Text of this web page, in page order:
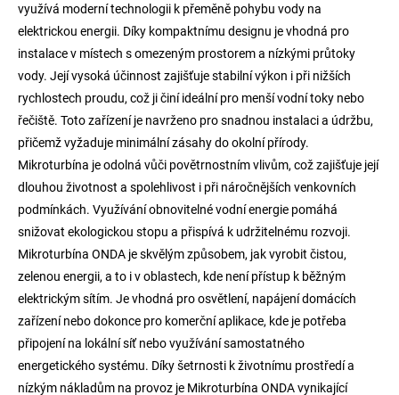
využívá moderní technologii k přeměně pohybu vody na
elektrickou energii. Díky kompaktnímu designu je vhodná pro
instalace v místech s omezeným prostorem a nízkými průtoky
vody. Její vysoká účinnost zajišťuje stabilní výkon i při nižších
rychlostech proudu, což ji činí ideální pro menší vodní toky nebo
řečiště. Toto zařízení je navrženo pro snadnou instalaci a údržbu,
přičemž vyžaduje minimální zásahy do okolní přírody.
Mikroturbína je odolná vůči povětrnostním vlivům, což zajišťuje její
dlouhou životnost a spolehlivost i při náročnějších venkovních
podmínkách. Využívání obnovitelné vodní energie pomáhá
snižovat ekologickou stopu a přispívá k udržitelnému rozvoji.
Mikroturbína ONDA je skvělým způsobem, jak vyrobit čistou,
zelenou energii, a to i v oblastech, kde není přístup k běžným
elektrickým sítím. Je vhodná pro osvětlení, napájení domácích
zařízení nebo dokonce pro komerční aplikace, kde je potřeba
připojení na lokální síť nebo využívání samostatného
energetického systému. Díky šetrnosti k životnímu prostředí a
nízkým nákladům na provoz je Mikroturbína ONDA vynikající